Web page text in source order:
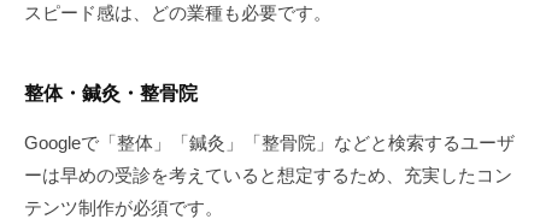
スピード感は、どの業種も必要です。
整体・鍼灸・整骨院
Googleで「整体」「鍼灸」「整骨院」などと検索するユーザ
ーは早めの受診を考えていると想定するため、充実したコン
テンツ制作が必須です。